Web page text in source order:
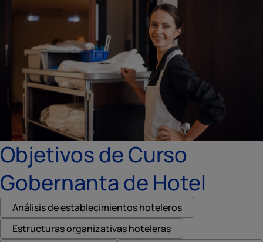
Objetivos de Curso
Gobernanta de Hotel
Análisis de establecimientos hoteleros
Estructuras organizativas hoteleras